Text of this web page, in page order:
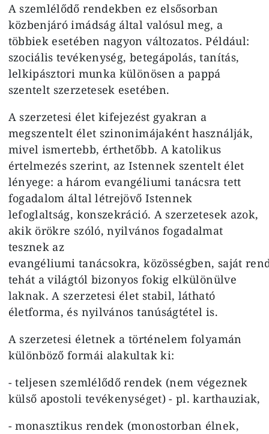
A szemlélődő rendekben ez elsősorban
közbenjáró imádság által valósul meg, a
többiek esetében nagyon változatos. Például:
szociális tevékenység, betegápolás, tanítás,
lelkipásztori munka különösen a pappá
szentelt szerzetesek esetében.
A szerzetesi élet kifejezést gyakran a
megszentelt élet szinonimájaként használják,
mivel ismertebb, érthetőbb. A katolikus
értelmezés szerint, az Istennek szentelt élet
lényege: a három evangéliumi tanácsra tett
fogadalom által létrejövő Istennek
lefoglaltság, konszekráció. A szerzetesek azok,
akik örökre szóló, nyilvános fogadalmat
tesznek az
evangéliumi tanácsokra, közösségben, saját
tehát a világtól bizonyos fokig elkülönülve
laknak. A szerzetesi élet stabil, látható
életforma, és nyilvános tanúságtétel is.
A szerzetesi életnek a történelem folyamán
különböző formái alakultak ki:
- teljesen szemlélődő rendek (nem végeznek
külső apostoli tevékenységet) - pl. karthauziak,
- monasztikus rendek (monostorban élnek,